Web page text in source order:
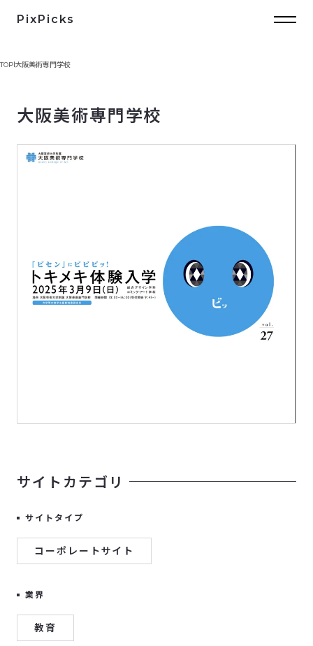
PixPicks
TOP 大阪美術専門学校
大阪美術専門学校
サイトカテゴリ
サイトタイプ
コーポレートサイト
業界
教育